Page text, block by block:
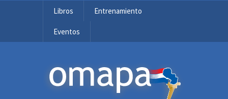
Libros Entrenamiento
Eventos
OMAPA